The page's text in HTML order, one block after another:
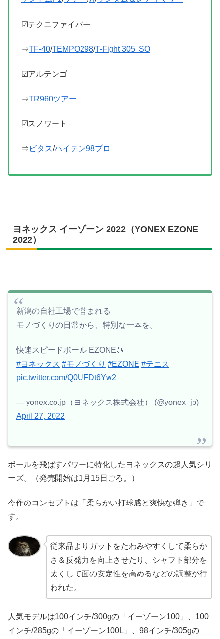
☑テクニファイバー
⇒TF-40/TEMPO298/T-Fight 305 ISO
☑アルテンゴ
⇒TR960ツアー
☑スノワート
⇒ ビタス/ハイテン98プロ
ヨネックス イーゾーン 2022（YONEX EZONE
2022）
新潟の自社工場で営まれる
モノづくりの日常から、特別な一本を。
快速スピードボール EZONE🎾
#ヨネックス #モノづくり #EZONE #テニス
pic.twitter.com/Q0UFDt6Yw2
— yonex.co.jp（ヨネックス株式会社） (@yonex_jp)
April 27, 2022
ボールを飛ばすパワーに特化したヨネックスの超人気シリ
ーズ。（発売開始は1月15日ごろ。）
今作のコンセプトは「柔らかい打球感と爽快な弾き」で
す。
従来品よりガットをたわみやすくして柔らか
さ＆反発力を向上させたり、シャフト部分を
太くして面の安定性を高めるなどの調整が行
われた。
人気モデルは100インチ/300gの「イーゾーン100」、100
インチ/285gの「イーゾーン100L」、98インチ/305gの